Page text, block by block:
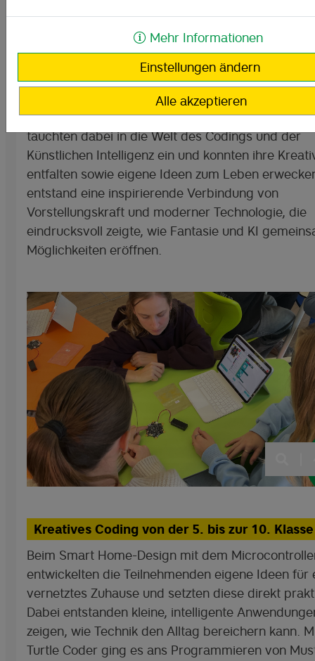
Das wandernde Klassenzimmer
Vom 27. Oktober bis zum 5. November machte
Digitale Mobile Klassenzimmer an der
Makersbach Station. Die Schülerinnen und
tauchten dabei in die Welt des Codings und der
Künstlichen Intelligenz ein und konnten ihre
entfalten sowie eigene Ideen zum Leben
entstand eine inspirierende Verbindung von
Vorstellungskraft und moderner Technologie, die
eindrucksvoll zeigte, wie Fantasie und KI
Möglichkeiten eröffnen.
Kreatives Coding von der 5. bis zur 10. Klasse
Beim Smart Home-Design mit dem
entwickelten die Teilnehmenden eigene Ideen für
vernetztes Zuhause und setzten diese direkt
Dabei entstanden kleine, intelligente
zeigen, wie Technik den Alltag bereichern kann.
Turtle Coder ging es ans Programmieren von
Mehr Informationen
Einstellungen ändern
Alle akzeptieren